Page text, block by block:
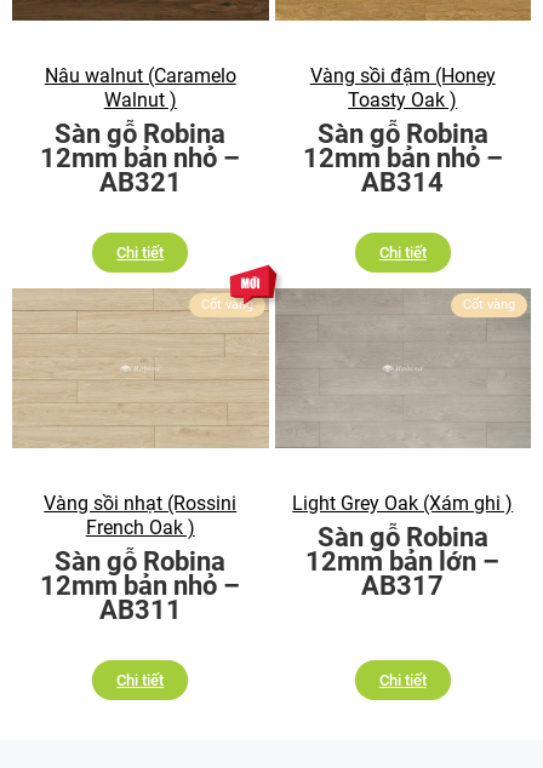
Nâu walnut (Caramelo
Walnut )
Sàn gỗ Robina
12mm bản nhỏ –
AB321
Chi tiết
Vàng sồi đậm (Honey
Toasty Oak )
Sàn gỗ Robina
12mm bản nhỏ –
AB314
Chi tiết
Cốt vàng
Vàng sồi nhạt (Rossini
French Oak )
Sàn gỗ Robina
12mm bản nhỏ –
AB311
Chi tiết
Cốt vàng
Light Grey Oak (Xám ghi )
Sàn gỗ Robina
12mm bản lớn –
AB317
Chi tiết